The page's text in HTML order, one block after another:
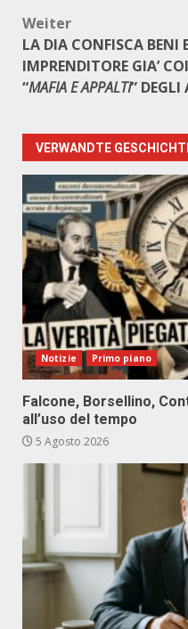
Weiter
LA DIA CONFISCA BENI
IMPRENDITORE GIA’
“MAFIA E APPALTI”
VERWANDTE
Notizie Primo piano
Falcone, Borsellino,
all’uso del tempo
5 Agosto 2026